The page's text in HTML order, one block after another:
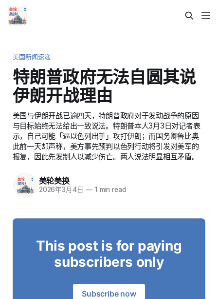
美国新闻速递
特朗普政府无法自圆其说
伊朗开战理由
美国与伊朗开战已逾四天，特朗普政府对于发动战争的原因
与目标始终无法给出一致说法。特朗普本人3月3日对记者表
示，自己可能「逼以色列出手」攻打伊朗；而国务卿鲁比奥
此前一天却声称，美方事先预判以色列行动将引发对美军的
报复，因此先发制人以减少伤亡。两人说法明显相互矛盾。
美轮美换
2026年3月4日 —1 min read
This post is for paying
subscribers only
Subscribe now